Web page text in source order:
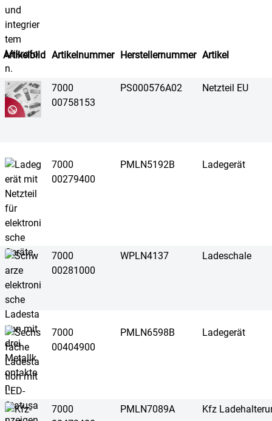
Artikelbild Artikelnummer Herstellernummer Artikel
7000
00758153
PS000576A02 Netzteil EU
7000
00279400
PMLN5192B Ladegerät
7000
00281000
WPLN4137 Ladeschale
7000
00404900
PMLN6598B Ladegerät
7000
PMLN7089A Kfz